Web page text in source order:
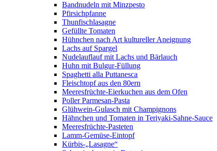
Bandnudeln mit Minzpesto
Pfirsichpfanne
Thunfischlasagne
Gefüllte Tomaten
Hühnchen nach Art kultureller Aneignung
Lachs auf Spargel
Nudelauflauf mit Lachs und Bärlauch
Huhn mit Bulgur-Füllung
Spaghetti alla Puttanesca
Fleischtopf aus den 80ern
Meeresfrüchte-Eierkuchen aus dem Ofen
Poller Parmesan-Pasta
Glühwein-Gulasch mit Champignons
Hähnchen und Tomaten in Teriyaki-Sahne-Sauce
Meeresfrüchte-Pasteten
Lamm-Gemüse-Eintopf
Kürbis-„Lasagne“